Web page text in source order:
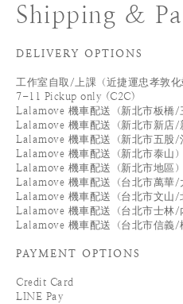
Shipping &
DELIVERY OPTIONS
工作室自取/上課（近捷運忠孝敦化
7-11 Pickup only (C2C)
Lalamove 機車配送（新北市板橋/
Lalamove 機車配送（新北市新店/
Lalamove 機車配送（新北市五股/
Lalamove 機車配送（新北市泰山）
Lalamove 機車配送（新北市地區）
Lalamove 機車配送（台北市萬華/
Lalamove 機車配送（台北市文山/
Lalamove 機車配送（台北市士林/
Lalamove 機車配送（台北市信義/
PAYMENT OPTIONS
Credit Card
LINE Pay